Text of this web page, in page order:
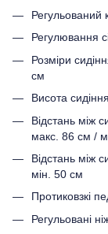
Регульований
Регулювання
Розміри
см
Висота
Відстань між
макс. 86 см /
Відстань між
мін. 50 см
Протиковзкі
Регульовані